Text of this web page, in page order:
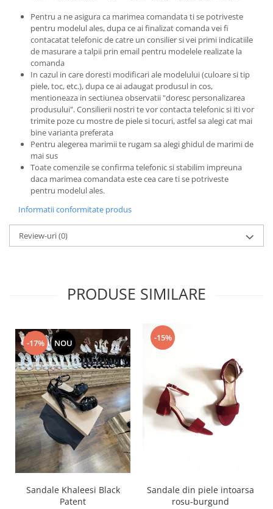
Pentru a ne asigura ca marimea comandata ti se potriveste
pentru modelul ales, dupa ce ai finalizat comanda vei fi
contacatat telefonic de catre un consilier si vei primi indicatiile
de masurare a talpii prin email pentru modelele realizate la
comanda
In cazul in care doresti modificari ale modelului (culoare si tip
piele, toc, etc.), dupa ce ai adaugat produsul in cos,
mentioneaza in sectiunea observatii "doresc personalizarea
produsului". Consilierii nostri te vor contacta telefonic si iti vor
trimite poze cu mostre de piele si tocuri, astfel sa alegi cat mai
bine varianta preferata
Pentru alegerea marimii te rugam sa alegi ghidul de marimi de
mai sus
Toate comenzile se confirma telefonic si stabilim impreuna
daca marimea comandata este cea care ti se potriveste
pentru modelul ales.
Informatii conformitate produs
Review-uri(0)
PRODUSE SIMILARE
-17% NOU
Sandale Khaleesi Black
Patent
-15%
Sandale din piele intoarsa
rosu-burgund